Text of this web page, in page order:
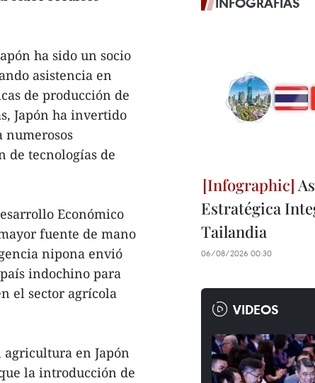
ha sido un socio
asistencia en
de producción de
Japón ha invertido
de tecnologías de
Económico
fuente de mano
nipona envió
indochino para
el sector agrícola
en Japón
la introducción de
Estratégica
Tailandia
06/08/2026 00:30
VIDEOS